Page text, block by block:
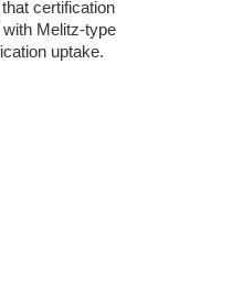
certification
Melitz-type
uptake.